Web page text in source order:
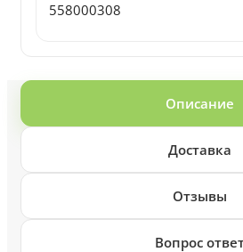
558000308
Описание
Доставка
Отзывы
Вопрос